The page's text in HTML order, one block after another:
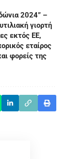
2024” –
γιορτή
εκτός ΕΕ,
εταίρος
φορείς της